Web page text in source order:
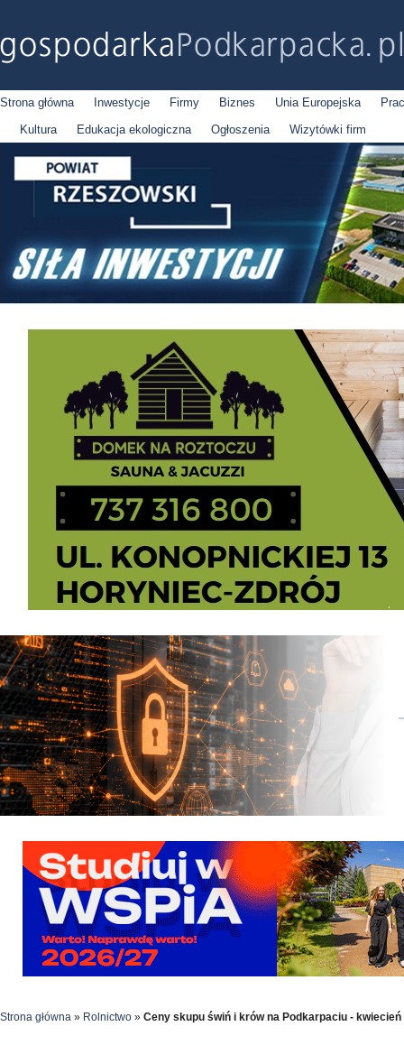
Strona główna Inwestycje Firmy Biznes Unia Europejska
Kultura
Edukacja ekologiczna Ogłoszenia Wizytówki firm
Strona główna » Rolnictwo » Ceny skupu świń i krów na Podkarpaciu - kwiecień